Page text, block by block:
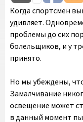
Когда спортсмен
удивляет.
проблемы до сих
болельщиков, и у
принято.
Но мы убеждены,
Замалчивание
освещение может
в данный момент